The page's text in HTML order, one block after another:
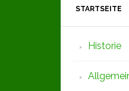
STARTSEITE
Historie